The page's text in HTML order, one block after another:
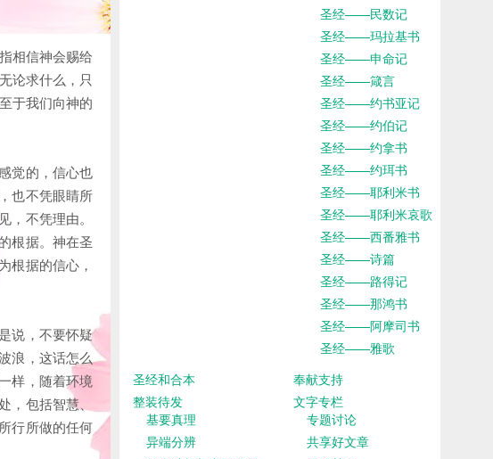
相信神会赐给
论求什么，只
于我们向神的
觉的，信心也
也不凭眼睛所
不凭理由。
根据。神在圣
根据的信心，
说，不要怀疑
浪，这话怎么
样，随着环境
包括智慧、
行所做的任何
圣经——民数记
圣经——玛拉基书
圣经——申命记
圣经——箴言
圣经——约书亚记
圣经——约伯记
圣经——约拿书
圣经——约珥书
圣经——耶利米书
圣经——耶利米哀歌
圣经——西番雅书
圣经——诗篇
圣经——路得记
圣经——那鸿书
圣经——阿摩司书
圣经——雅歌
圣经和合本
奉献支持
整装待发
基要真理
异端分辨
文字专栏
专题讨论
共享好文章